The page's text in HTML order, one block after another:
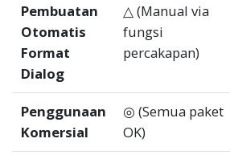
Pembuatan
Otomatis
Format
Dialog
△ (Manual via
fungsi
percakapan)
Penggunaan
Komersial
◎ (Semua paket
OK)